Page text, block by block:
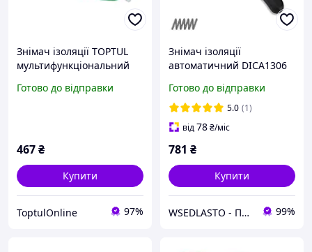
Знімач ізоляції TOPTUL
мультифункціональний
Готово до відправки
467₴
Купити
ToptulOnline 97%
Знімач ізоляції
автоматичний DICA1306
Готово до відправки
5.0 (1)
від78₴/міс
781 ₴
Купити
WSEDLASTO - Продаж автосервісного обладнання в Україні 99%